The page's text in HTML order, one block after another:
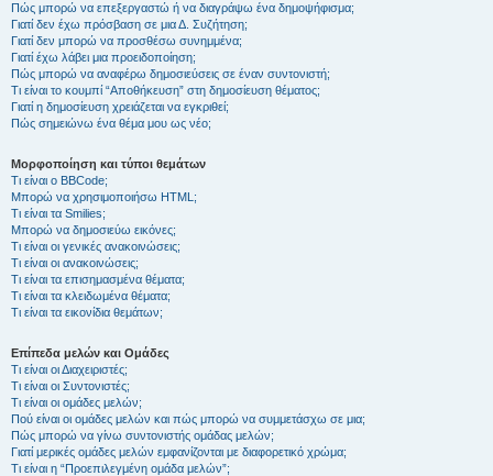
Πώς μπορώ να επεξεργαστώ ή να διαγράψω ένα δημοψήφισμα;
Γιατί δεν έχω πρόσβαση σε μια Δ. Συζήτηση;
Γιατί δεν μπορώ να προσθέσω συνημμένα;
Γιατί έχω λάβει μια προειδοποίηση;
Πώς μπορώ να αναφέρω δημοσιεύσεις σε έναν συντονιστή;
Τι είναι το κουμπί “Αποθήκευση” στη δημοσίευση θέματος;
Γιατί η δημοσίευση χρειάζεται να εγκριθεί;
Πώς σημειώνω ένα θέμα μου ως νέο;
Μορφοποίηση και τύποι θεμάτων
Τι είναι ο BBCode;
Μπορώ να χρησιμοποιήσω HTML;
Τι είναι τα Smilies;
Μπορώ να δημοσιεύω εικόνες;
Τι είναι οι γενικές ανακοινώσεις;
Τι είναι οι ανακοινώσεις;
Τι είναι τα επισημασμένα θέματα;
Τι είναι τα κλειδωμένα θέματα;
Τι είναι τα εικονίδια θεμάτων;
Επίπεδα μελών και Ομάδες
Τι είναι οι Διαχειριστές;
Τι είναι οι Συντονιστές;
Τι είναι οι ομάδες μελών;
Πού είναι οι ομάδες μελών και πώς μπορώ να συμμετάσχω σε μια;
Πώς μπορώ να γίνω συντονιστής ομάδας μελών;
Γιατί μερικές ομάδες μελών εμφανίζονται με διαφορετικό χρώμα;
Τι είναι η “Προεπιλεγμένη ομάδα μελών”;